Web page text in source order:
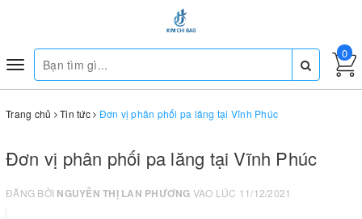
Toggle
navigation
0
Trang chủ Tin tức Đơn vị phân phối pa lăng tại Vĩnh Phúc
Đơn vị phân phối pa lăng tại Vĩnh Phúc
ĐĂNG BỞI NGUYỄN THỊ LAN PHƯƠNG VÀO LÚC 11/12/2021